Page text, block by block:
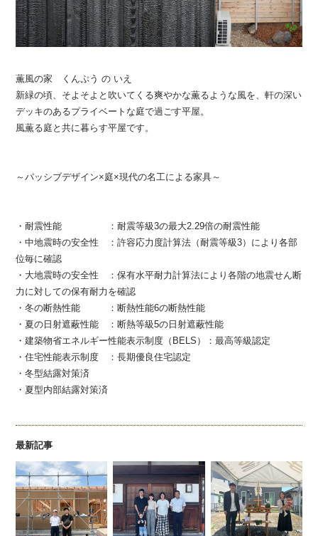
薫風の家 くんぷう の いえ
新緑の頃、そよそよと吹いてくる爽やかな薫るような風を、軒の深い
デッキのあるプライベートな庭で過ごす平屋。
風薫る庭と共に暮らす平屋です。
～パッシブデザイン×庭×現代の名工による家具～
・耐震性能 ：耐震等級3の最大2.29倍の耐震性能
・中地震時の安全性 ：許容応力度計算法（耐震等級3）により各部
位毎に確認
・大地震時の安全性 ：保有水平耐力計算法により各階の地震せん断
力に対しての保有耐力を確認
・冬の断熱性能 ：断熱性能6の断熱性能
・夏の日射遮蔽性能 ：断熱等級5の日射遮蔽性能
・建築物省エネルギー性能表示制度（BELS）：最高等級認定
・住宅性能表示制度 ：長期優良住宅認定
・冬型結露対策済
・夏型内部結露対策済
最新記事